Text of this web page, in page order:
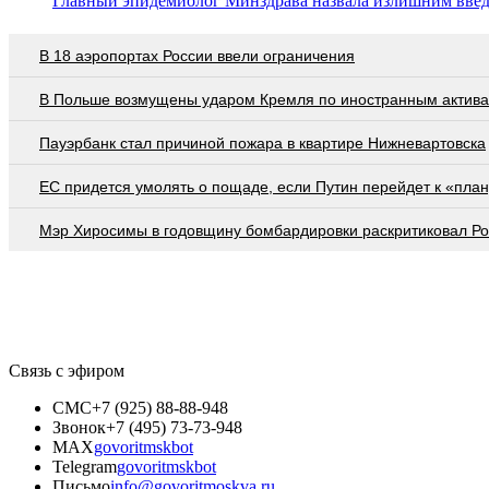
В 18 аэропортах России ввели ограничения
В Польше возмущены ударом Кремля по иностранным
Пауэрбанк стал причиной пожара в квартире Нижневартовска
EC придется умолять о пощаде, если Путин перейдет к
Мэр Хиросимы в годовщину бомбардировки раскритиковал
Связь с эфиром
СМС+7 (925) 88-88-948
Звонок+7 (495) 73-73-948
MAXgovoritmskbot
Telegramgovoritmskbot